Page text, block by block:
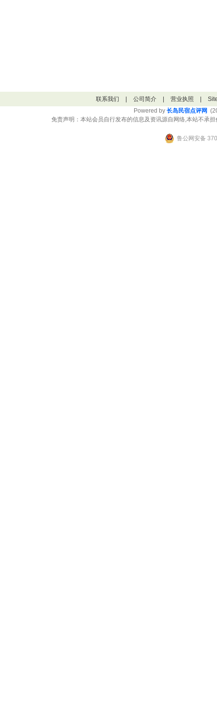
联系我们 公司简介 营业执照
Powered by 长岛民宿点评网
免责声明：本站会员自行发布的信息及资讯源自网络,本站不承
鲁公网安备